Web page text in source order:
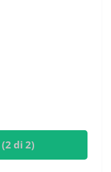
(2 di 2)